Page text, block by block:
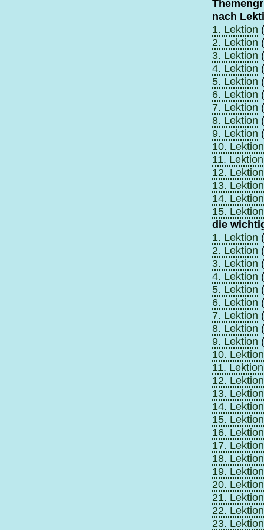
nach
1. Lektion
2. Lektion
3. Lektion
4. Lektion
5. Lektion
6. Lektion
7. Lektion
8. Lektion
9. Lektion
10. Lektion
11. Lektion
12. Lektion
13. Lektion
14. Lektion
15. Lektion
die
1. Lektion
2. Lektion
3. Lektion
4. Lektion
5. Lektion
6. Lektion
7. Lektion
8. Lektion
9. Lektion
10. Lektion
11. Lektion
12. Lektion
13. Lektion
14. Lektion
15. Lektion
16. Lektion
17. Lektion
18. Lektion
19. Lektion
20. Lektion
21. Lektion
22. Lektion
23. Lektion